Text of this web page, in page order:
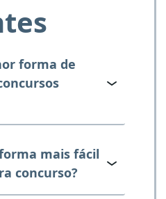
forma de
mais fácil
concurso?